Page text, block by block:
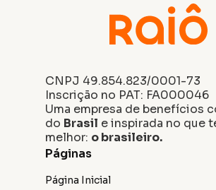
CNPJ 49.854.823/0001-73
Inscrição no PAT: FA000046
Uma empresa de benefícios
do Brasil e inspirada no que
melhor: o brasileiro.
Páginas
Página Inicial